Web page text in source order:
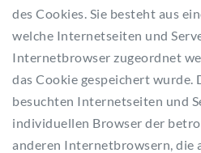
des Cookies. Sie besteht aus
welche Internetseiten und
Internetbrowser zugeordnet
das Cookie gespeichert wurde.
besuchten Internetseiten und
individuellen Browser der
anderen Internetbrowsern, die